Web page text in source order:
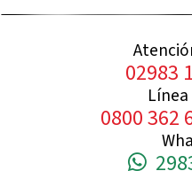
02983
0800 362